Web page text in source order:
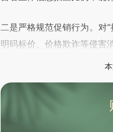
多家油气公司签大单 签约额创新高
瑞银下调全球电动汽车销量预期
二是严格规范促销行为。对
明码标价、价格欺诈等侵害